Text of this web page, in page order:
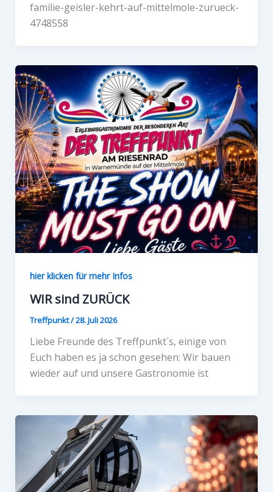
familie-geisler-kehrt-auf-mittelmole-zurueck-
4748558
hier klicken für mehr Infos
WIR sind ZURÜCK
Treffpunkt/28. Juli 2026
Liebe Freunde des Treffpunkt´s, einige von
Euch haben es ja schon gesehen: Wir bauen
wieder auf und unsere Gastronomie ist